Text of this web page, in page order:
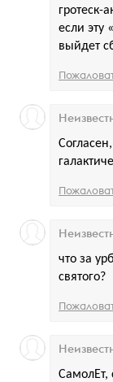
гротеск-
если эту
выйдет
что за
святого?
СамолЕт,